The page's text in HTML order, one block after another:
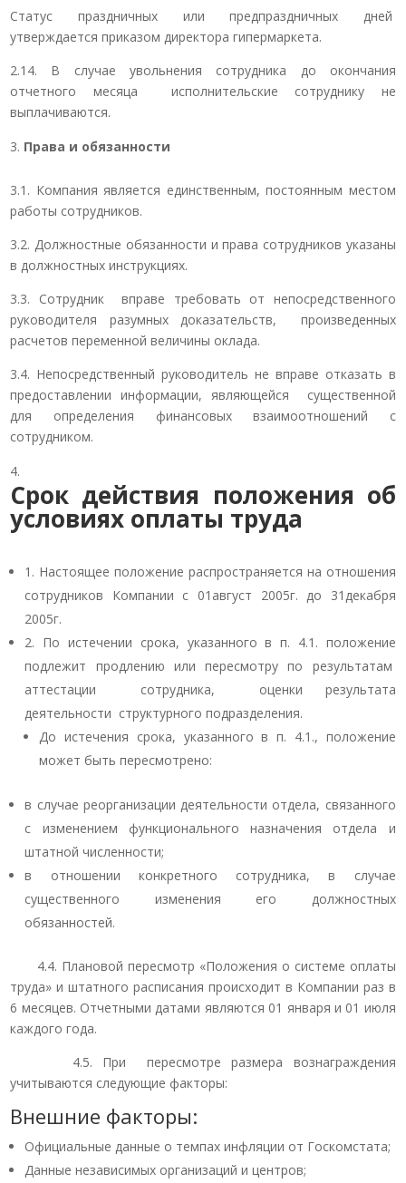
Статус праздничных или предпраздничных дней
утверждается приказом директора гипермаркета.
2.14. В случае увольнения сотрудника до окончания
отчетного месяца исполнительские сотруднику не
выплачиваются.
Права и обязанности
3.1. Компания является единственным, постоянным местом
работы сотрудников.
3.2. Должностные обязанности и права сотрудников указаны
в должностных инструкциях.
3.3. Сотрудник вправе требовать от непосредственного
руководителя разумных доказательств, произведенных
расчетов переменной величины оклада.
3.4. Непосредственный руководитель не вправе отказать в
предоставлении информации, являющейся существенной
для определения финансовых взаимоотношений с
сотрудником.
Срок действия положения об
условиях оплаты труда
1. Настоящее положение распространяется на отношения
сотрудников Компании с 01август 2005г. до 31декабря
2005г.
2. По истечении срока, указанного в п. 4.1. положение
подлежит продлению или пересмотру по результатам
аттестации сотрудника, оценки результата
деятельности структурного подразделения.
До истечения срока, указанного в п. 4.1., положение
может быть пересмотрено:
в случае реорганизации деятельности отдела, связанного
с изменением функционального назначения отдела и
штатной численности;
в отношении конкретного сотрудника, в случае
существенного изменения его должностных
обязанностей.
4.4. Плановой пересмотр «Положения о системе оплаты
труда» и штатного расписания происходит в Компании раз в
6 месяцев. Отчетными датами являются 01 января и 01 июля
каждого года.
4.5. При пересмотре размера вознаграждения
учитываются следующие факторы:
Внешние факторы:
Официальные данные о темпах инфляции от Госкомстата;
Данные независимых организаций и центров;